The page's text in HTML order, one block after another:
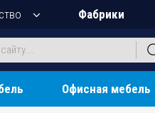
Фабрики
Офисная мебель